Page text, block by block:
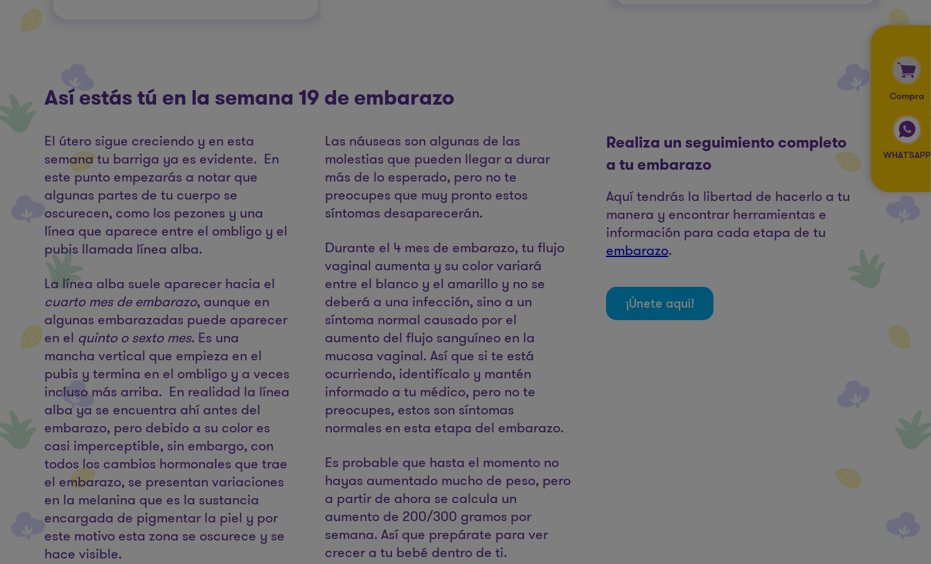
Compra
WHATSAPP
Así estás tú en la semana 19 de embarazo
El útero sigue creciendo y en esta
semana tu barriga ya es evidente. En
este punto empezarás a notar que
algunas partes de tu cuerpo se
oscurecen, como los pezones y una
línea que aparece entre el ombligo y el
pubis llamada línea alba.
La línea alba suele aparecer hacia el
cuarto mes de embarazo, aunque en
algunas embarazadas puede aparecer
en el quinto o sexto mes. Es una
mancha vertical que empieza en el
pubis y termina en el ombligo y a veces
incluso más arriba. En realidad la línea
alba ya se encuentra ahí antes del
embarazo, pero debido a su color es
casi imperceptible, sin embargo, con
todos los cambios hormonales que trae
el embarazo, se presentan variaciones
en la melanina que es la sustancia
encargada de pigmentar la piel y por
este motivo esta zona se oscurece y se
hace visible.
Las náuseas son algunas de las
molestias que pueden llegar a durar
más de lo esperado, pero no te
preocupes que muy pronto estos
síntomas desaparecerán.
Durante el 4 mes de embarazo, tu flujo
vaginal aumenta y su color variará
entre el blanco y el amarillo y no se
deberá a una infección, sino a un
síntoma normal causado por el
aumento del flujo sanguíneo en la
mucosa vaginal. Así que si te está
ocurriendo, identifícalo y mantén
informado a tu médico, pero no te
preocupes, estos son síntomas
normales en esta etapa del embarazo.
Es probable que hasta el momento no
hayas aumentado mucho de peso, pero
a partir de ahora se calcula un
aumento de 200/300 gramos por
semana. Así que prepárate para ver
crecer a tu bebé dentro de ti.
Realiza un seguimiento completo
a tu embarazo
Aquí tendrás la libertad de hacerlo a tu
manera y encontrar herramientas e
información para cada etapa de tu
embarazo.
¡Únete aquí!